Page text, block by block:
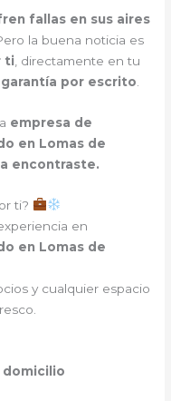
fallas en sus aires
la buena noticia es
ti , directamente en tu
por escrito
empresa de
en Lomas de
encontraste.
ti?
en
en Lomas de
y cualquier espacio